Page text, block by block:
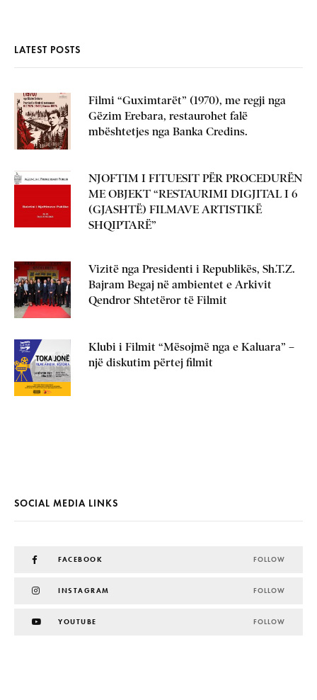
LATEST POSTS
Filmi “Guximtarët” (1970), me regji nga
Gëzim Erebara, restaurohet falë
mbështetjes nga Banka Credins.
NJOFTIM I FITUESIT PËR PROCEDURËN
ME OBJEKT “RESTAURIMI DIGJITAL I 6
(GJASHTË) FILMAVE ARTISTIKË
SHQIPTARË”
Vizitë nga Presidenti i Republikës, Sh.T.Z.
Bajram Begaj në ambientet e Arkivit
Qendror Shtetëror të Filmit
Klubi i Filmit “Mësojmë nga e Kaluara” –
një diskutim përtej filmit
SOCIAL MEDIA LINKS
FACEBOOK FOLLOW
INSTAGRAM FOLLOW
YOUTUBE FOLLOW